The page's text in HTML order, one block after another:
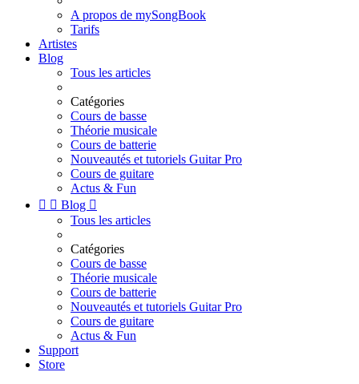
A propos de mySongBook
Tarifs
Artistes
Blog
Tous les articles
Catégories
Cours de basse
Théorie musicale
Cours de batterie
Nouveautés et tutoriels Guitar Pro
Cours de guitare
Actus & Fun
  Blog 
Tous les articles
Catégories
Cours de basse
Théorie musicale
Cours de batterie
Nouveautés et tutoriels Guitar Pro
Cours de guitare
Actus & Fun
Support
Store